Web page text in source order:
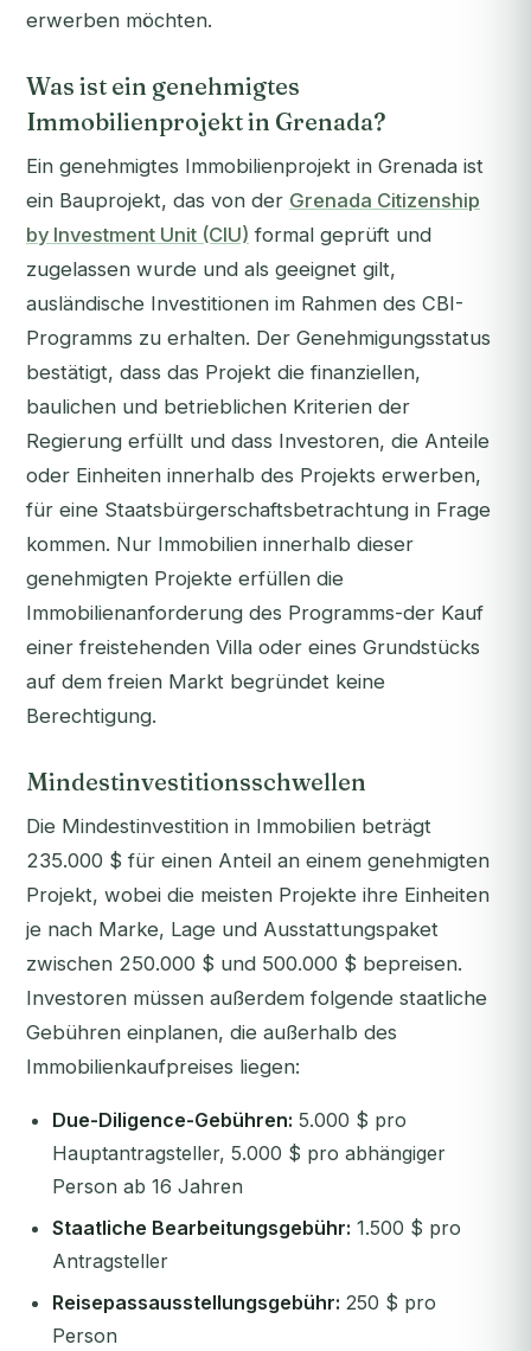
erwerben möchten.
Was ist ein genehmigtes
Immobilienprojekt in Grenada?
Ein genehmigtes Immobilienprojekt in Grenada ist
ein Bauprojekt, das von der Grenada Citizenship
by Investment Unit (CIU) formal geprüft und
zugelassen wurde und als geeignet gilt,
ausländische Investitionen im Rahmen des CBI-
Programms zu erhalten. Der Genehmigungsstatus
bestätigt, dass das Projekt die finanziellen,
baulichen und betrieblichen Kriterien der
Regierung erfüllt und dass Investoren, die Anteile
oder Einheiten innerhalb des Projekts erwerben,
für eine Staatsbürgerschaftsbetrachtung in Frage
kommen. Nur Immobilien innerhalb dieser
genehmigten Projekte erfüllen die
Immobilienanforderung des Programms-der Kauf
einer freistehenden Villa oder eines Grundstücks
auf dem freien Markt begründet keine
Berechtigung.
Mindestinvestitionsschwellen
Die Mindestinvestition in Immobilien beträgt
235.000 $ für einen Anteil an einem genehmigten
Projekt, wobei die meisten Projekte ihre Einheiten
je nach Marke, Lage und Ausstattungspaket
zwischen 250.000 $ und 500.000 $ bepreisen.
Investoren müssen außerdem folgende staatliche
Gebühren einplanen, die außerhalb des
Immobilienkaufpreises liegen:
Due-Diligence-Gebühren: 5.000 $ pro
Hauptantragsteller, 5.000 $ pro abhängiger
Person ab 16 Jahren
Staatliche Bearbeitungsgebühr: 1.500 $ pro
Antragsteller
Reisepassausstellungsgebühr: 250 $ pro
Person